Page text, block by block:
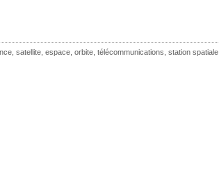
satellite espace orbite télécommunications station spatiale